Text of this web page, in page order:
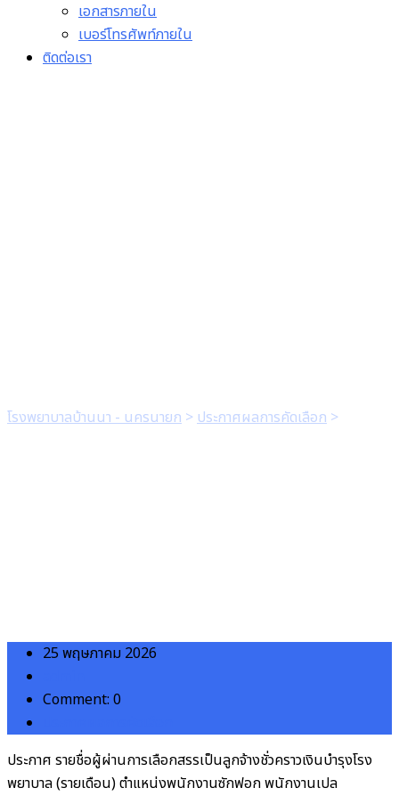
เอกสารภายใน
เบอร์โทรศัพท์ภายใน
ติดต่อเรา
โรงพยาบาลบ้านนา - นครนายก > ประกาศผลการคัดเลือก >
25 พฤษภาคม 2026
Comment: 0
ประกาศ รายชื่อผู้ผ่านการเลือกสรรเป็นลูกจ้างชั่วคราวเงินบำรุงโรง
พยาบาล (รายเดือน) ตำแหน่งพนักงานซักฟอก พนักงานเปล